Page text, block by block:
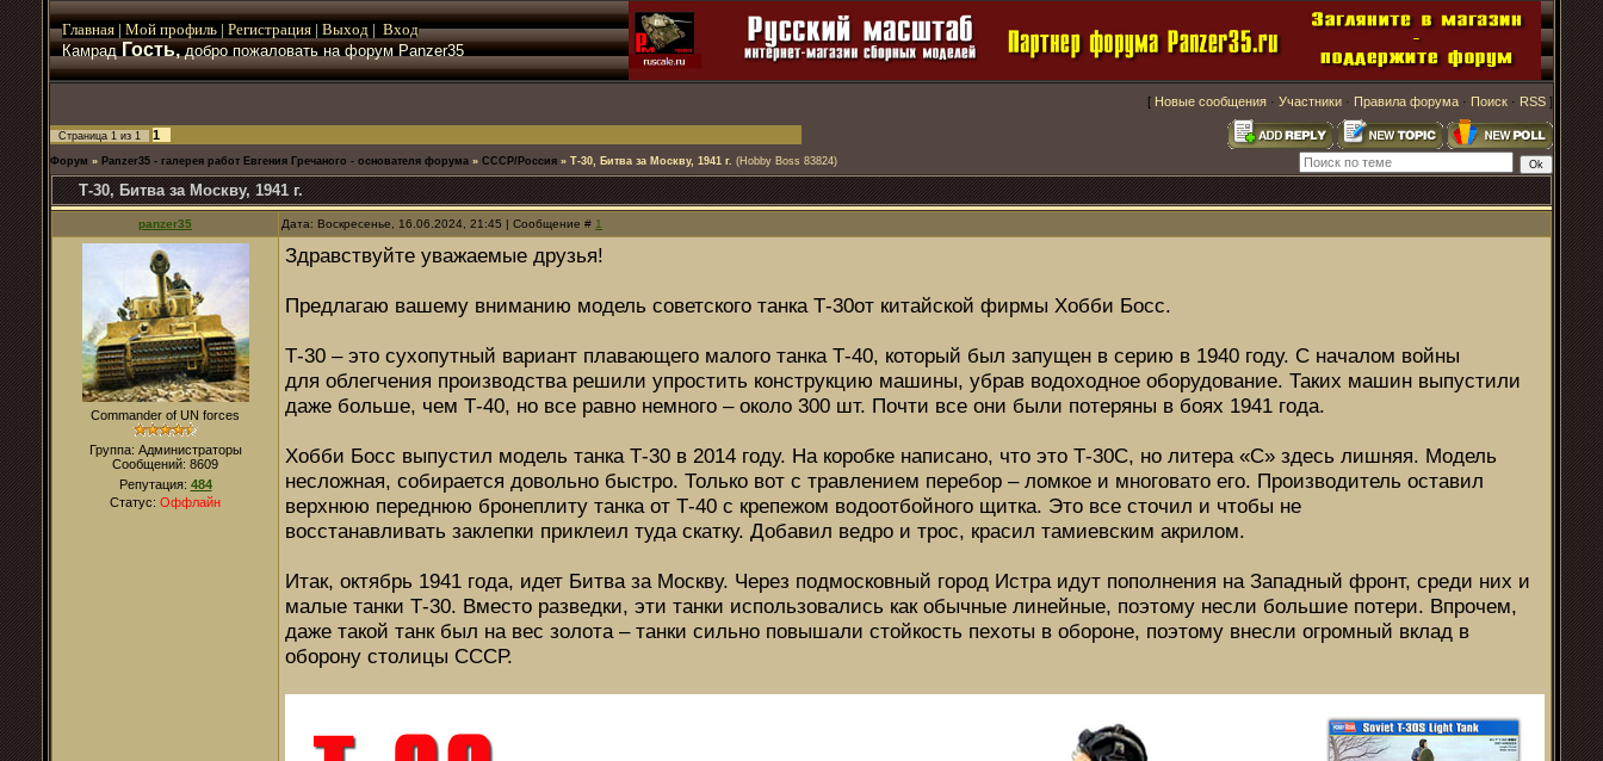
Главная | Мой профиль | Регистрация | Выход | Вход
КамрадГость,добро пожаловать на форум Panzer35
[ Новые сообщения · Участники · Правила форума · Поиск · RSS ]
Страница 1 из 1 1
Форум » Panzer35 - галерея работ Евгения Гречаного - основателя форума » СССР/Россия » Т-30, Битва за Москву, 1941 г. (Hobby Boss 83824)
Т-30, Битва за Москву, 1941 г.
panzer35 Дата: Воскресенье, 16.06.2024, 21:45 | Сообщение # 1
Commander of UN forces
Группа: Администраторы
Сообщений: 8609
Репутация: 484
Статус: Оффлайн
Здравствуйте уважаемые друзья!
Предлагаю вашему вниманию модель советского танка Т-30от китайской фирмы Хобби Босс.
Т-30 – это сухопутный вариант плавающего малого танка Т-40, который был запущен в серию в 1940 году. С началом войны
для облегчения производства решили упростить конструкцию машины, убрав водоходное оборудование. Таких машин выпустили
даже больше, чем Т-40, но все равно немного – около 300 шт. Почти все они были потеряны в боях 1941 года.
Хобби Босс выпустил модель танка Т-30 в 2014 году. На коробке написано, что это Т-30С, но литера «С» здесь лишняя. Модель
несложная, собирается довольно быстро. Только вот с травлением перебор – ломкое и многовато его. Производитель оставил
верхнюю переднюю бронеплиту танка от Т-40 с крепежом водоотбойного щитка. Это все сточил и чтобы не
восстанавливать заклепки приклеил туда скатку. Добавил ведро и трос, красил тамиевским акрилом.
Итак, октябрь 1941 года, идет Битва за Москву. Через подмосковный город Истра идут пополнения на Западный фронт, среди них и
малые танки Т-30. Вместо разведки, эти танки использовались как обычные линейные, поэтому несли большие потери. Впрочем,
даже такой танк был на вес золота – танки сильно повышали стойкость пехоты в обороне, поэтому внесли огромный вклад в
оборону столицы СССР.